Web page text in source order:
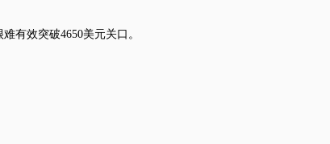
有效突破4650美元关口。